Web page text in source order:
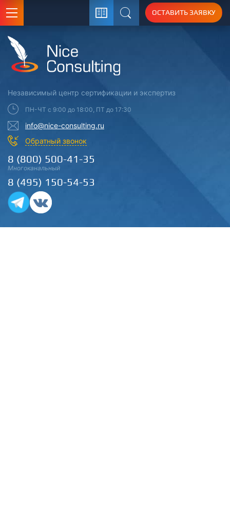
Поиск
ОСТАВИТЬ ЗАЯВКУ
Независимый центр сертификации и экспертиз
ПН-ЧТ с 9:00 до 18:00, ПТ до 17:30
info@nice-consulting.ru
Обратный звонок
8 (800) 500-41-35
Многоканальный
8 (495) 150-54-53